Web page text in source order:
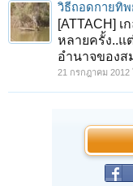
วิธีถอดกายทิ
[ATTACH]
หลายครั้ง..แ
อำนาจของส
21 กรกฎาคม 2012